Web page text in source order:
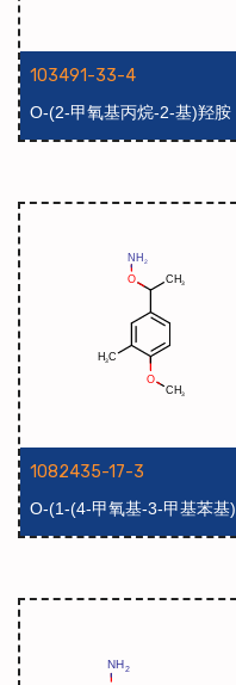
103491-33-4
O-(2-甲氧基丙烷-2-基)羟胺
1082435-17-3
O-(1-(4-甲氧基-3-甲基苯基)
乙基)羟胺